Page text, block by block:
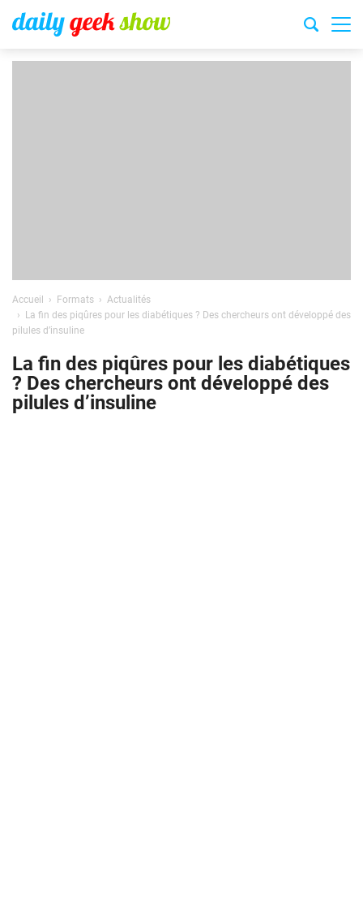
Accueil Formats
Actualités
La fin des piqûres pour les diabétiques ? Des chercheurs ont développé des
pilules d’insuline
La fin des piqûres pour les diabétiques
? Des chercheurs ont développé des
pilules d’insuline